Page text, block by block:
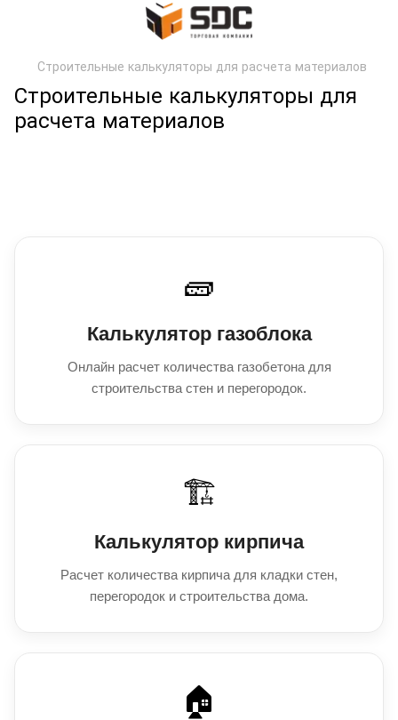
Строительные калькуляторы для расчета материалов
Строительные калькуляторы для
расчета материалов
🧱
Калькулятор газоблока
Онлайн расчет количества газобетона для
строительства стен и перегородок.
Калькулятор кирпича
🏗️
Калькулятор кирпича
Расчет количества кирпича для кладки стен,
перегородок и строительства дома.
Калькулятор облицовочного
🏠